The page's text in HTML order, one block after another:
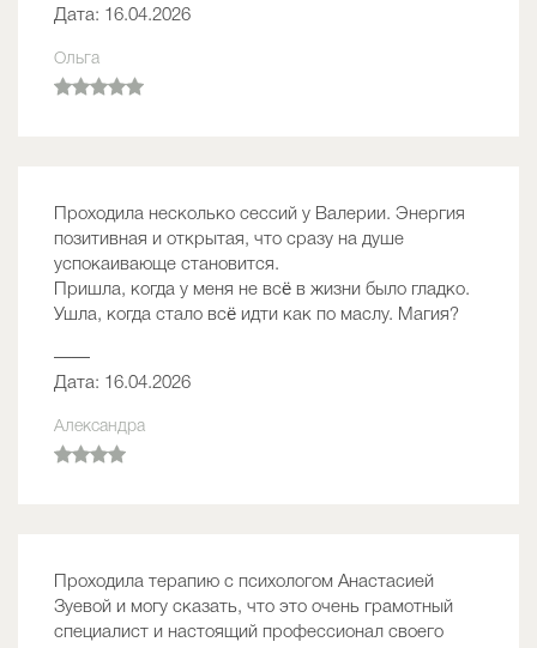
Дата: 16.04.2026
Ольга
Проходила несколько сессий у Валерии. Энергия
позитивная и открытая, что сразу на душе
успокаивающе становится.
Пришла, когда у меня не всë в жизни было гладко.
Ушла, когда стало всë идти как по маслу. Магия?
——
Дата: 16.04.2026
Александра
Проходила терапию с психологом Анастасией
Зуевой и могу сказать, что это очень грамотный
специалист и настоящий профессионал своего